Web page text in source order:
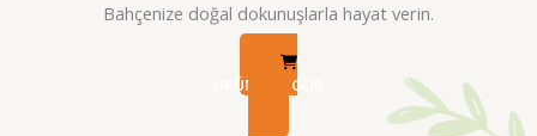
Bahçenize doğal dokunuşlarla hayat verin.
ÜRÜNLERI GÖR